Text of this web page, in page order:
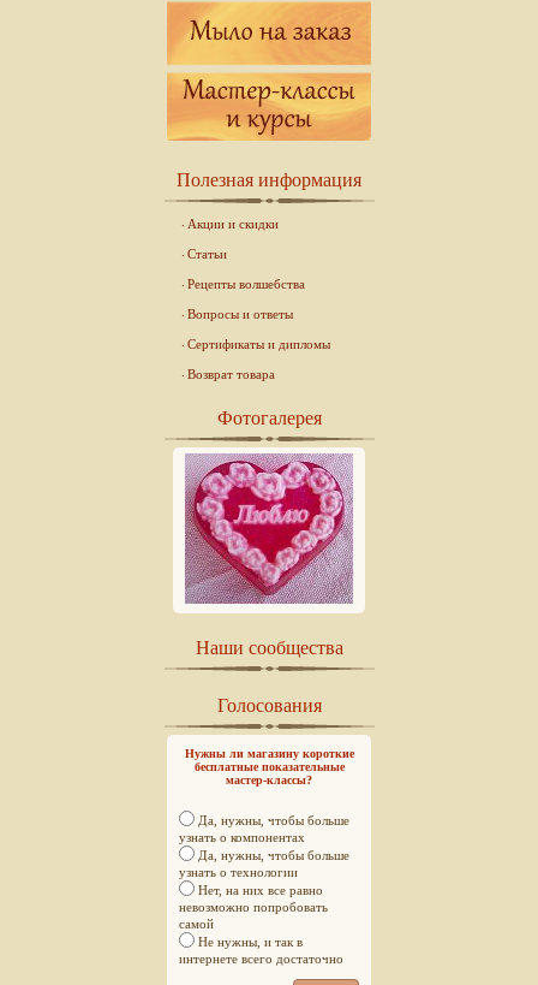
Полезная информация
Акции и скидки
Статьи
Рецепты волшебства
Вопросы и ответы
Сертификаты и дипломы
Возврат товара
Фотогалерея
Наши сообщества
Голосования
Нужны ли магазину короткие
бесплатные показательные
мастер-классы?
Да, нужны, чтобы больше
узнать о компонентах
Да, нужны, чтобы больше
узнать о технологии
Нет, на них все равно
невозможно попробовать
самой
Не нужны, и так в
интернете всего достаточно